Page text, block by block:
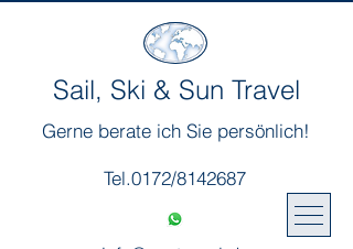
Sail, Ski & Sun Travel
Gerne berate ich Sie persönlich!
Tel.0172/8142687